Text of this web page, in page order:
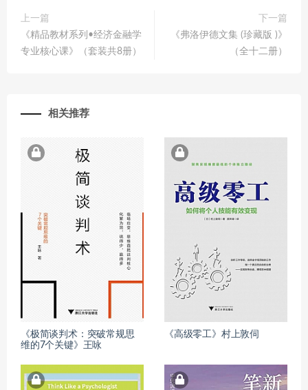
上一篇
《精品教材系列•经济金融学
专业核心课》（套装共8册）
下一篇
《弗洛伊德文集 (珍藏版 )》
（全十二册）
相关推荐
《极简谈判术：突破常规思
维的7个关键》王咏
《高级零工》村上敦伺